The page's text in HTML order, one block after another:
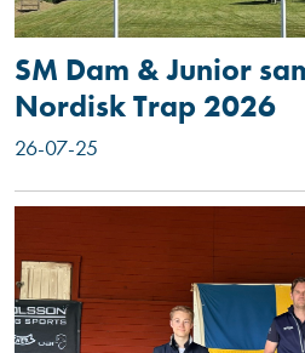
SM Dam & Junior
Nordisk Trap 2026
26-07-25